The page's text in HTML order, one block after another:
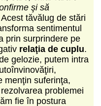
şi să
Acest tăvălug de stări
sentimentul
prin surprindere pe
relaţia de cuplu.
gelozie, putem intra
menţin suferinţa,
problemei
fie în postura